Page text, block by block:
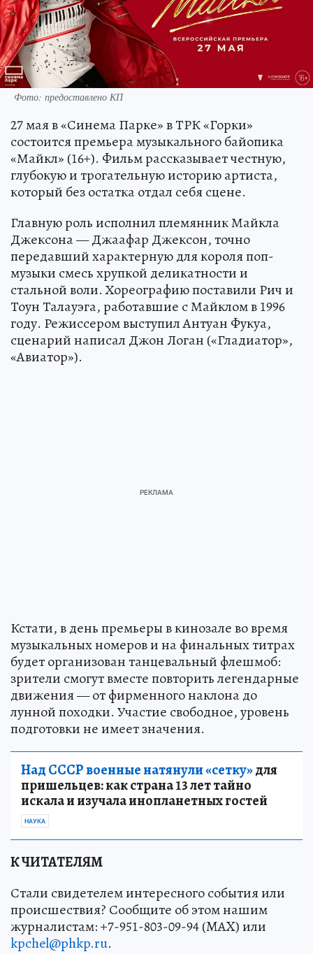
Фото: предоставлено КП
27 мая в «Синема Парке» в ТРК «Горки»
состоится премьера музыкального байопика
«Майкл» (16+). Фильм рассказывает честную,
глубокую и трогательную историю артиста,
который без остатка отдал себя сцене.
Главную роль исполнил племянник Майкла
Джексона — Джаафар Джексон, точно
передавший характерную для короля поп-
музыки смесь хрупкой деликатности и
стальной воли. Хореографию поставили Рич и
Тоун Талауэга, работавшие с Майклом в 1996
году. Режиссером выступил Антуан Фукуа,
сценарий написал Джон Логан («Гладиатор»,
«Авиатор»).
Кстати, в день премьеры в кинозале во время
музыкальных номеров и на финальных титрах
будет организован танцевальный флешмоб:
зрители смогут вместе повторить легендарные
движения — от фирменного наклона до
лунной походки. Участие свободное, уровень
подготовки не имеет значения.
Над СССР военные натянули «сетку»для
пришельцев: как страна 13 лет тайно
искала и изучала инопланетных гостей
НАУКА
К ЧИТАТЕЛЯМ
Стали свидетелем интересного события или
происшествия? Сообщите об этом нашим
журналистам: +7-951-803-09-94 (MAX) или
kpchel@phkp.ru.